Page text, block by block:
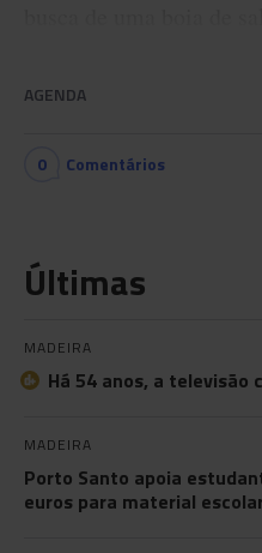
AGENDA
0 Comentários
Últimas
MADEIRA
Há 54 anos, a televisão
MADEIRA
Porto Santo apoia
euros para material